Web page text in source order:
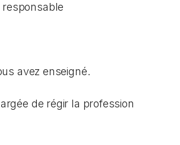
responsable
avez enseigné.
de régir la profession